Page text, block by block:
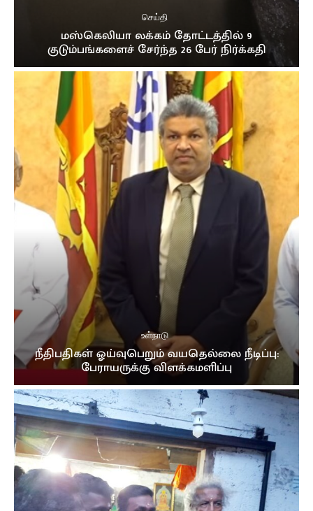
செய்தி
மஸ்கெலியா லக்கம் தோட்டத்தில் 9
குடும்பங்களைச் சேர்ந்த 26 பேர் நிர்க்கதி
உள்நாடு
நீதிபதிகள் ஓய்வுபெறும் வயதெல்லை நீடிப்பு:
பேராயருக்கு விளக்கமளிப்பு